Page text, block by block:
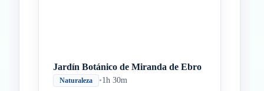
Jardín Botánico de Miranda de Ebro
Naturaleza •1h 30m